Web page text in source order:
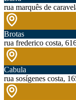
rua marquês de
Brotas
rua frederico costa,
Cabula
rua sosígenes costa,